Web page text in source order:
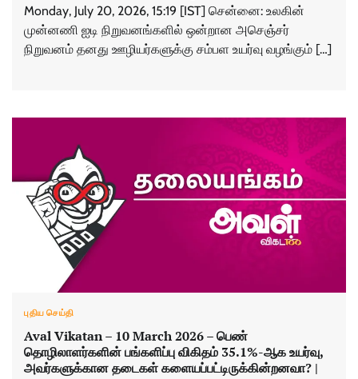
Monday, July 20, 2026, 15:19 [IST] சென்னை: உலகின்
முன்னணி ஐடி நிறுவனங்களில் ஒன்றான அசெஞ்சர்
நிறுவனம் தனது ஊழியர்களுக்கு சம்பள உயர்வு வழங்கும் […]
புதிய செய்தி
Aval Vikatan – 10 March 2026 – பெண்
தொழிலாளர்களின் பங்களிப்பு விகிதம் 35.1%-ஆக உயர்வு,
அவர்களுக்கான தடைகள் களையப்பட்டிருக்கின்றனவா? |